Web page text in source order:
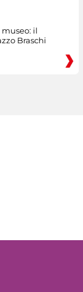
il
Braschi